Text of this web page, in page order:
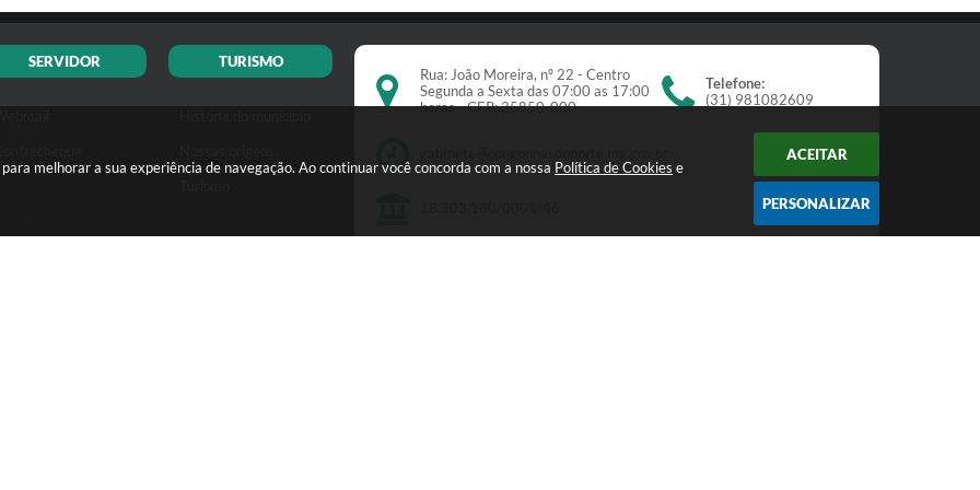
melhorar a sua experiência de navegação. Ao continuar você concorda com a nossa Política de Cookies e
ACEITAR
PERSONALIZAR
SERVIDOR TURISMO
Rua: João Moreira, nº 22 - Centro
Segunda a Sexta das 07:00 as 17:00
horas - CEP: 35850-000
Telefone:
(31) 981082609